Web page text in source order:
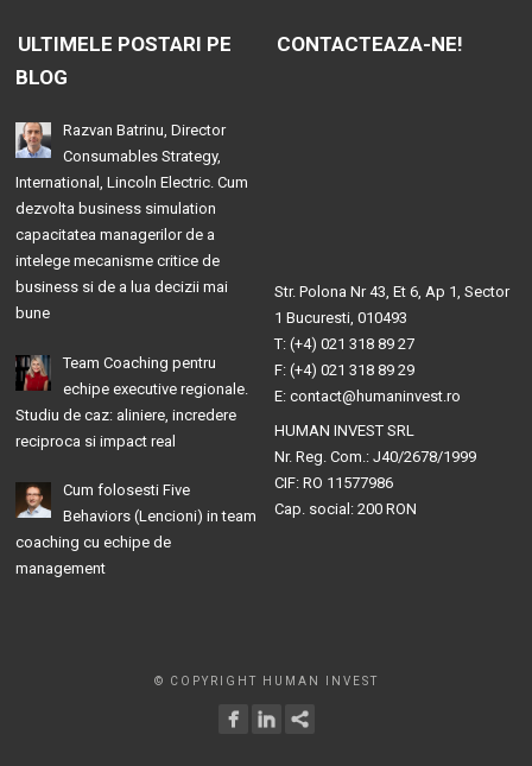
ULTIMELE POSTARI PE
BLOG
Razvan Batrinu, Director
Consumables Strategy,
International, Lincoln Electric. Cum
dezvolta business simulation
capacitatea managerilor de a
intelege mecanisme critice de
business si de a lua decizii mai
bune
Team Coaching pentru
echipe executive regionale.
Studiu de caz: aliniere, incredere
reciproca si impact real
Cum folosesti Five
Behaviors (Lencioni) in team
coaching cu echipe de
management
CONTACTEAZA-NE!
Str. Polona Nr 43, Et 6, Ap 1, Sector
1 Bucuresti, 010493
T: (+4) 021 318 89 27
F: (+4) 021 318 89 29
E: contact@humaninvest.ro
HUMAN INVEST SRL
Nr. Reg. Com.: J40/2678/1999
CIF: RO 11577986
Cap. social: 200 RON
© COPYRIGHT HUMAN INVEST